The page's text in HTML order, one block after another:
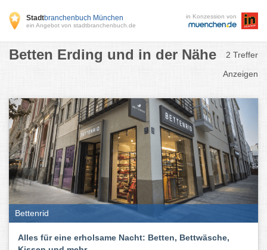
Stadtbranchenbuch München
ein Angebot von stadtbranchenbuch.de
in Konzession von
Betten Erding und in der Nähe
2 Treffer
Anzeigen
Bettenrid
Alles für eine erholsame Nacht: Betten, Bettwäsche,